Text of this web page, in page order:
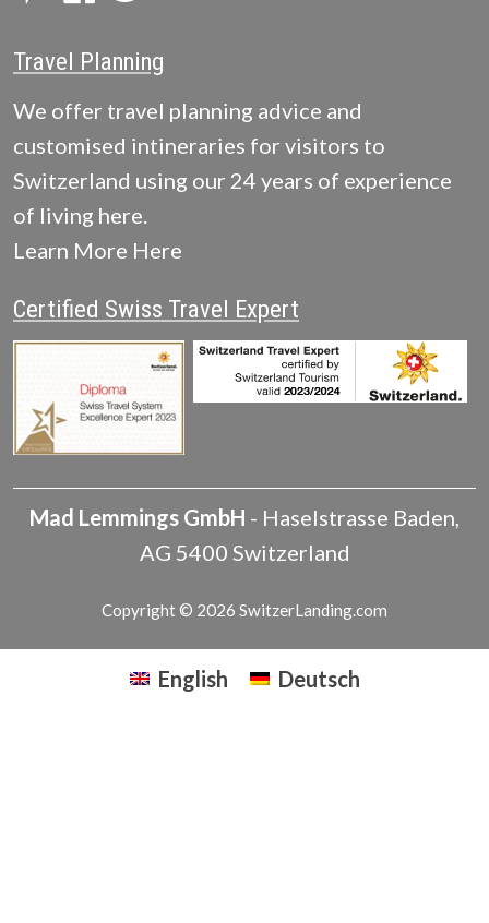
Travel Planning
We offer travel planning advice and
customised intineraries for visitors to
Switzerland using our 24 years of experience
of living here.
Learn More Here
Certified Swiss Travel Expert
Mad Lemmings GmbH - Haselstrasse Baden,
AG 5400 Switzerland
Copyright © 2026 SwitzerLanding.com
English Deutsch